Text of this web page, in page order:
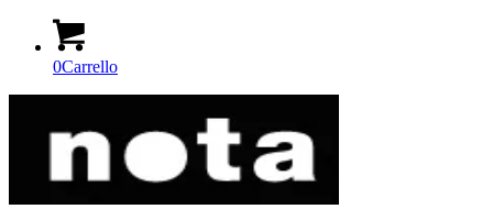
0Carrello